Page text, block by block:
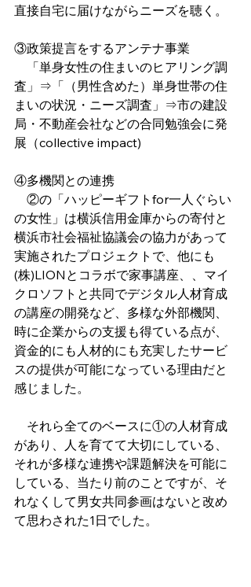
直接自宅に届けながらニーズを聴く。
③政策提言をするアンテナ事業
「単身女性の住まいのヒアリング調
査」⇒「（男性含めた）単身世帯の住
まいの状況・ニーズ調査」⇒市の建設
局・不動産会社などの合同勉強会に発
展（collective impact)
④多機関との連携
②の「ハッピーギフトfor一人ぐらい
の女性」は横浜信用金庫からの寄付と
横浜市社会福祉協議会の協力があって
実施されたプロジェクトで、他にも
(株)LIONとコラボで家事講座、、マイ
クロソフトと共同でデジタル人材育成
の講座の開発など、多様な外部機関、
時に企業からの支援も得ている点が、
資金的にも人材的にも充実したサービ
スの提供が可能になっている理由だと
感じました。
それら全てのベースに①の人材育成
があり、人を育てて大切にしている、
それが多様な連携や課題解決を可能に
している、当たり前のことですが、そ
れなくして男女共同参画はないと改め
て思わされた1日でした。